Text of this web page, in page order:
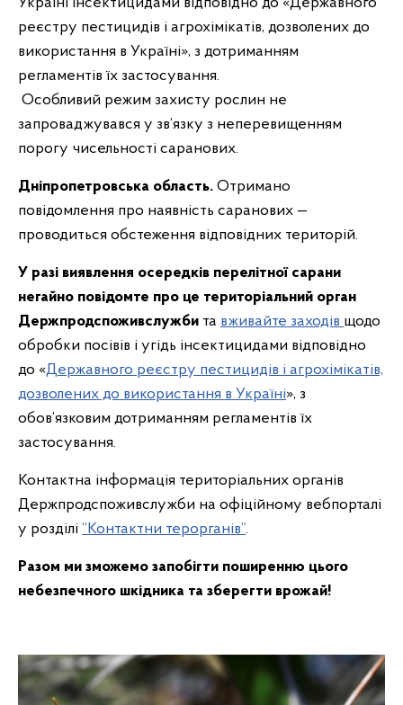
реєстру пестицидів і агрохімікатів, дозволених до
використання в Україні», з дотриманням
регламентів їх застосування.
Особливий режим захисту рослин не
запроваджувався у зв’язку з неперевищенням
порогу чисельності саранових.
Дніпропетровська область. Отримано
повідомлення про наявність саранових —
проводиться обстеження відповідних територій.
У разі виявлення осередків перелітної сарани
негайно повідомте про це територіальний орган
Держпродспоживслужби та вживайте заходів щодо
обробки посівів і угідь інсектицидами відповідно
до «Державного реєстру пестицидів і агрохімікатів,
дозволених до використання в Україні», з
обов’язковим дотриманням регламентів їх
застосування.
Контактна інформація територіальних органів
Держпродспоживслужби на офіційному вебпорталі
у розділі “Контактни терорганів”.
Разом ми зможемо запобігти поширенню цього
небезпечного шкідника та зберегти врожай!